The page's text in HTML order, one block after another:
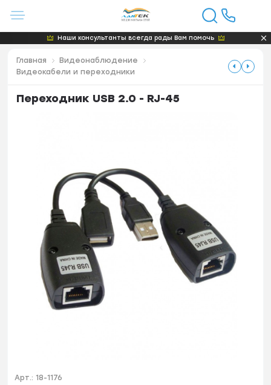
Наши консультанты всегда рады Вам помочь
Главная
Видеонаблюдение
Видеокабели и переходники
Переходник USB 2.0 - RJ-45
Арт.: 18-1176